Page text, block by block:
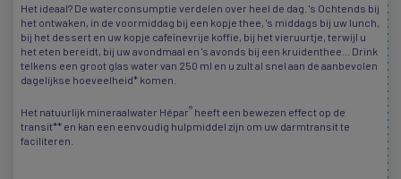
Het ideaal? De waterconsumptie verdelen over heel de dag. 's Ochtends bij
het ontwaken, in de voormiddag bij een kopje thee, 's middags bij uw lunch,
bij het dessert en uw kopje cafeïnevrije koffie, bij het vieruurtje, terwijl u
het eten bereidt, bij uw avondmaal en 's avonds bij een kruidenthee... Drink
telkens een groot glas water van 250 ml en u zult al snel aan de aanbevolen
dagelijkse hoeveelheid* komen.
Het natuurlijk mineraalwater Hépar®heeft een bewezen effect op de
transit** en kan een eenvoudig hulpmiddel zijn om uw darmtransit te
faciliteren.